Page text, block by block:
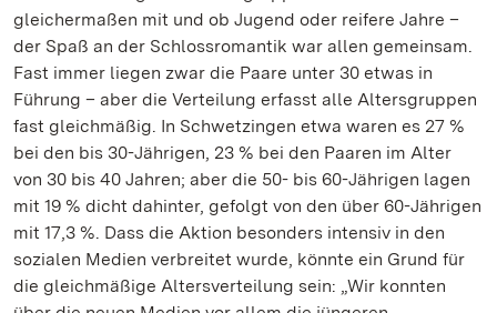
gleichermaßen mit und ob Jugend oder reifere Jahre –
der Spaß an der Schlossromantik war allen gemeinsam.
Fast immer liegen zwar die Paare unter 30 etwas in
Führung – aber die Verteilung erfasst alle Altersgruppen
fast gleichmäßig. In Schwetzingen etwa waren es 27 %
bei den bis 30-Jährigen, 23 % bei den Paaren im Alter
von 30 bis 40 Jahren; aber die 50- bis 60-Jährigen lagen
mit 19 % dicht dahinter, gefolgt von den über 60-Jährigen
mit 17,3 %. Dass die Aktion besonders intensiv in den
sozialen Medien verbreitet wurde, könnte ein Grund für
die gleichmäßige Altersverteilung sein: „Wir konnten